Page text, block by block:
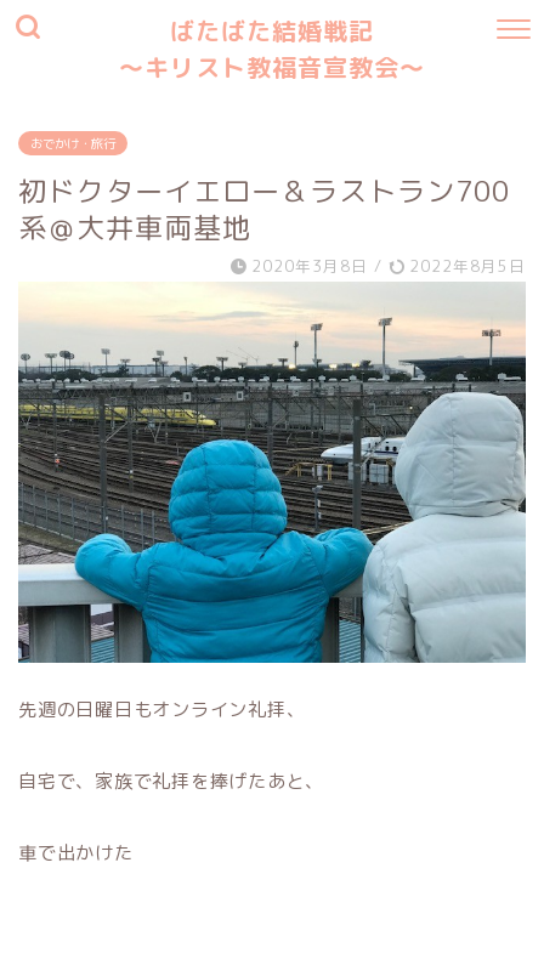
ばたばた結婚戦記
〜キリスト教福音宣教会〜
おでかけ・旅行
初ドクターイエロー＆ラストラン700
系＠大井車両基地
2020年3月8日 / 2022年8月5日
先週の日曜日もオンライン礼拝、
自宅で、家族で礼拝を捧げたあと、
車で出かけた